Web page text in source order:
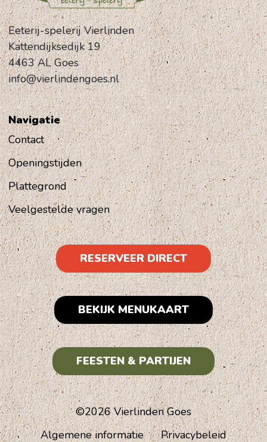
Eeterij-spelerij Vierlinden
Kattendijksedijk 19
4463 AL Goes
info@vierlindengoes.nl
Navigatie
Contact
Openingstijden
Plattegrond
Veelgestelde vragen
RESERVEER DIRECT
BEKIJK MENUKAART
FEESTEN & PARTIJEN
©2026 Vierlinden Goes
Algemene informatie
Privacybeleid